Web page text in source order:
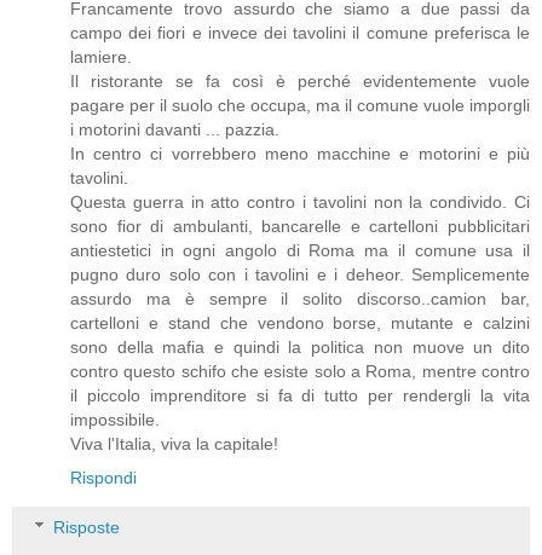
Francamente trovo assurdo che siamo a due passi da
campo dei fiori e invece dei tavolini il comune preferisca le
lamiere.
Il ristorante se fa così è perché evidentemente vuole
pagare per il suolo che occupa, ma il comune vuole imporgli
i motorini davanti ... pazzia.
In centro ci vorrebbero meno macchine e motorini e più
tavolini.
Questa guerra in atto contro i tavolini non la condivido. Ci
sono fior di ambulanti, bancarelle e cartelloni pubblicitari
antiestetici in ogni angolo di Roma ma il comune usa il
pugno duro solo con i tavolini e i deheor. Semplicemente
assurdo ma è sempre il solito discorso..camion bar,
cartelloni e stand che vendono borse, mutante e calzini
sono della mafia e quindi la politica non muove un dito
contro questo schifo che esiste solo a Roma, mentre contro
il piccolo imprenditore si fa di tutto per rendergli la vita
impossibile.
Viva l'Italia, viva la capitale!
Rispondi
Risposte